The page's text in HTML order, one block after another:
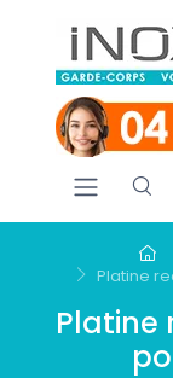
Platine
Platine